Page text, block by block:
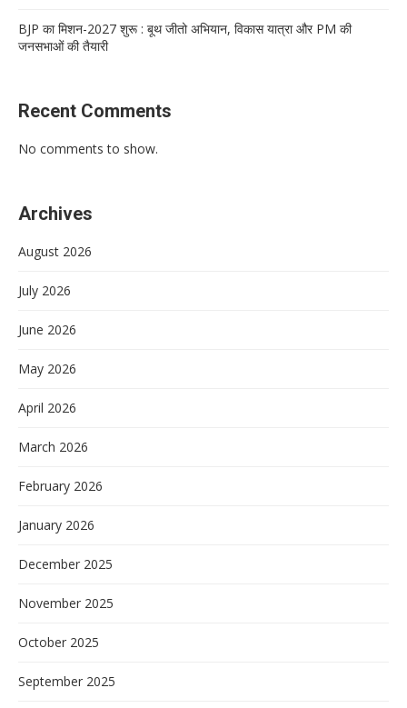
BJP का मिशन-2027 शुरू : बूथ जीतो अभियान, विकास यात्रा और PM की
जनसभाओं की तैयारी
Recent Comments
No comments to show.
Archives
August 2026
July 2026
June 2026
May 2026
April 2026
March 2026
February 2026
January 2026
December 2025
November 2025
October 2025
September 2025